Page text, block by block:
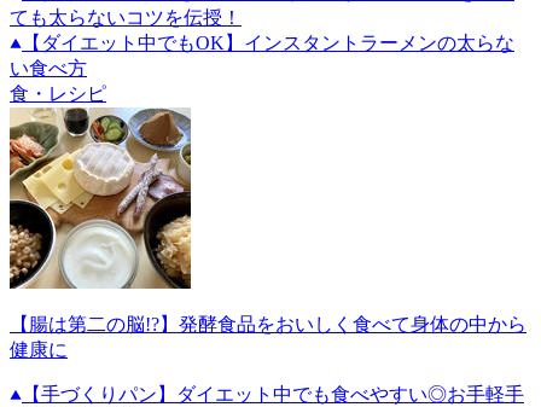
ても太らないコツを伝授！
【ダイエット中でもOK】インスタントラーメンの太らな
い食べ方
食・レシピ
【腸は第二の脳!?】発酵食品をおいしく食べて身体の中から
健康に
【手づくりパン】ダイエット中でも食べやすい◎お手軽手